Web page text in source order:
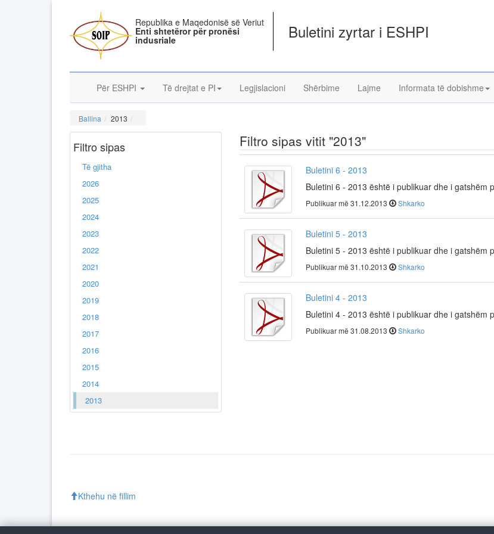
Republika e Maqedonisë së Veriut
Enti shtetëror për pronësi
indusriale Buletini zyrtar i ESHPI
Për ESHPI Të drejtat e PI Legjislacioni Shërbime Lajme Informata të dobishme
Ballina 2013
Filtro sipas
Të gjitha
2026
2025
2024
2023
2022
2021
2020
2019
2018
2017
2016
2015
2014
2013
Filtro sipas vitit "2013"
Buletini 6 - 2013
Buletini 6 - 2013 është i publikuar dhe i gatshëm
Publikuar më 31.12.2013 Shkarko
Buletini 5 - 2013
Buletini 5 - 2013 është i publikuar dhe i gatshëm
Publikuar më 31.10.2013 Shkarko
Buletini 4 - 2013
Buletini 4 - 2013 është i publikuar dhe i gatshëm
Publikuar më 31.08.2013 Shkarko
Kthehu në fillim